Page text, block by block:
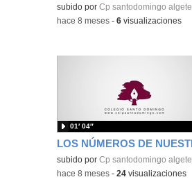
Contenido educativo.
subido porCp santodomingo algete
-hace 8 meses -6 visualizaciones
Contenido educativo.
subido porCp santodomingo algete
01′ 04″
-hace 8 meses -24 visualizaciones